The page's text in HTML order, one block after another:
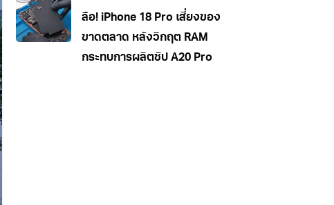
ลือ! iPhone 18 Pro เสี่ยงของ
ขาดตลาด หลังวิกฤต RAM
กระทบการผลิตชิป A20 Pro